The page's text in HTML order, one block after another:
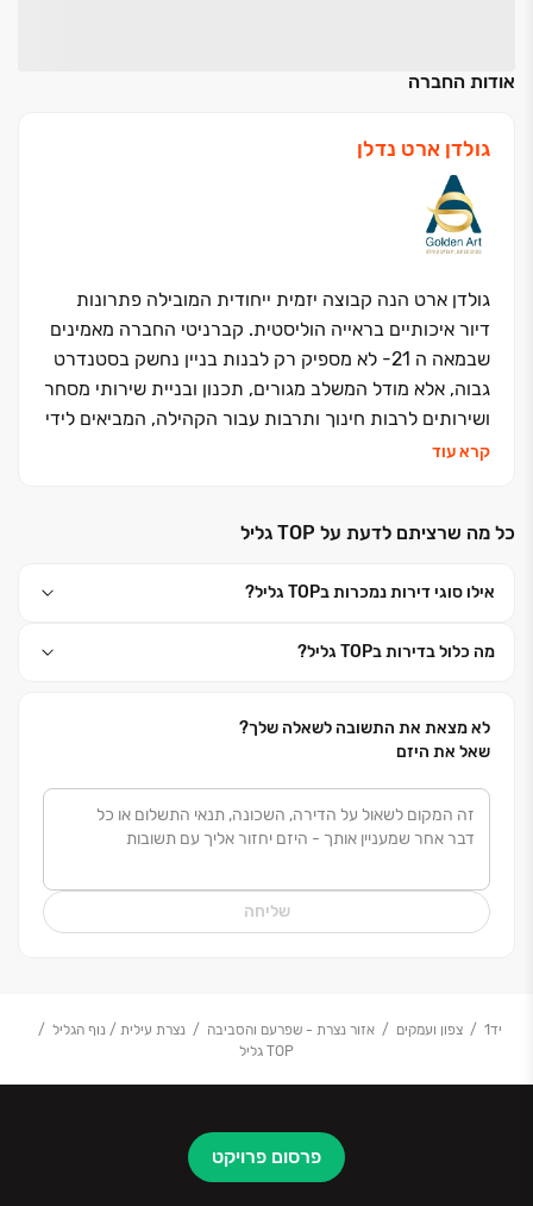
אודות החברה
גולדן ארט נדלן
גולדן ארט הנה קבוצה יזמית ייחודית המובילה פתרונות
דיור איכותיים בראייה הוליסטית. קברניטי החברה מאמינים
שבמאה ה 21- לא מספיק רק לבנות בניין נחשק בסטנדרט
גבוה, אלא מודל המשלב מגורים, תכנון ובניית שירותי מסחר
ושירותים לרבות חינוך ותרבות עבור הקהילה, המביאים לידי
ביטוי אוטונומי את אופייה ומובילים לשדרוג מעמד הסביבה
בראש גולדן ארט עומדים מייסדי החברה האמריקאית
מגורים, שטחי מסחר מלונאות ומבני ציבור לאורך שנים.
קרא עוד
כל מה שרציתם לדעת על TOP גליל
אילו סוגי דירות נמכרות בTOP גליל?
מה כלול בדירות בTOP גליל?
לא מצאת את התשובה לשאלה שלך?
שאל את היזם
שליחה
יד1 צפון ועמקים אזור נצרת - שפרעם והסביבה
נצרת עילית / נוף הגליל
TOP גליל
פרסום פרויקט